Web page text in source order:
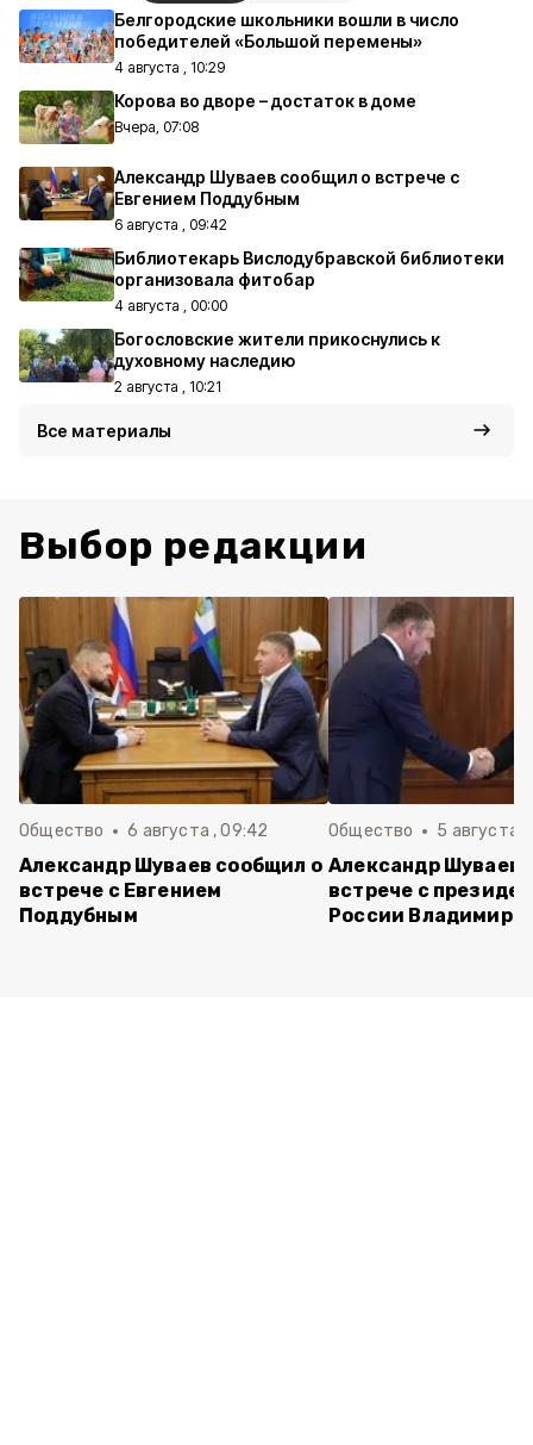
Белгородские школьники вошли в число
победителей «Большой перемены»
4 августа , 10:29
Корова во дворе – достаток в доме
Вчера, 07:08
Александр Шуваев сообщил о встрече с
Евгением Поддубным
6 августа , 09:42
Библиотекарь Вислодубравской библиотеки
организовала фитобар
4 августа , 00:00
Богословские жители прикоснулись к
духовному наследию
2 августа , 10:21
Все материалы
Выбор редакции
Общество 6 августа , 09:42
Александр Шуваев сообщил о
встрече с Евгением
Поддубным
Общество 5 августа ,
Александр Шуваев
встрече с
России